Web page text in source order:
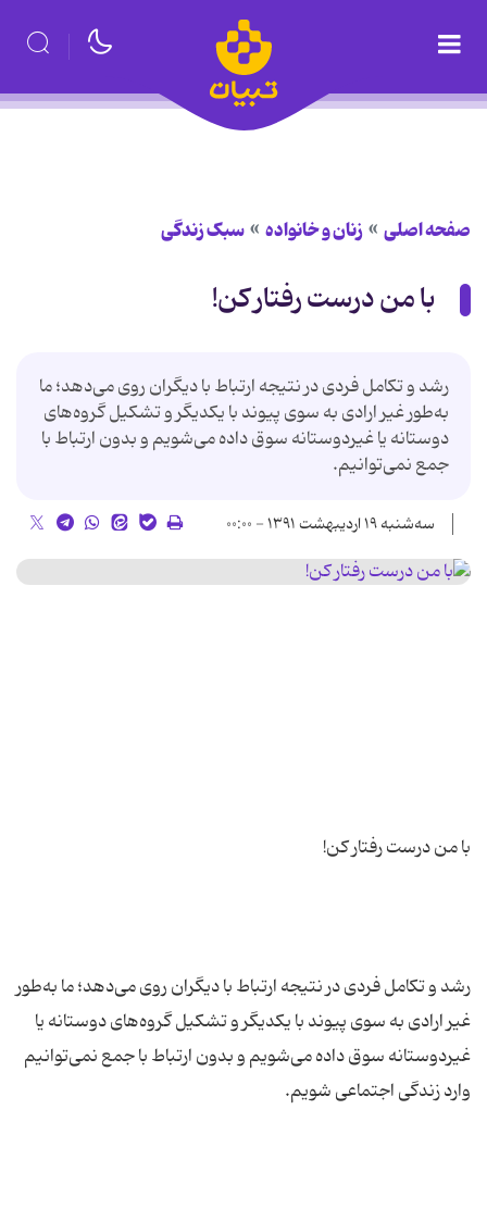
صفحه اصلی زنان و خانواده سبک زندگی
با من درست رفتار کن!
رشد و تکامل فردی در نتیجه ارتباط با دیگران روی می‌دهد؛ ما
به‌طور غیر ارادی به سوی پیوند با یکدیگر و تشکیل گروه‌های
دوستانه یا غیردوستانه سوق داده می‌شویم و بدون ارتباط با
جمع نمی‌توانیم.
سه‌شنبه ۱۹ اردیبهشت ۱۳۹۱ - ۰۰:۰۰
رشد و تکامل فردی در نتیجه ارتباط با دیگران روی می‌دهد؛ ما به‌طور
غیر ارادی به سوی پیوند با یکدیگر و تشکیل گروه‌های دوستانه یا
غیردوستانه سوق داده می‌شویم و بدون ارتباط با جمع نمی‌توانیم